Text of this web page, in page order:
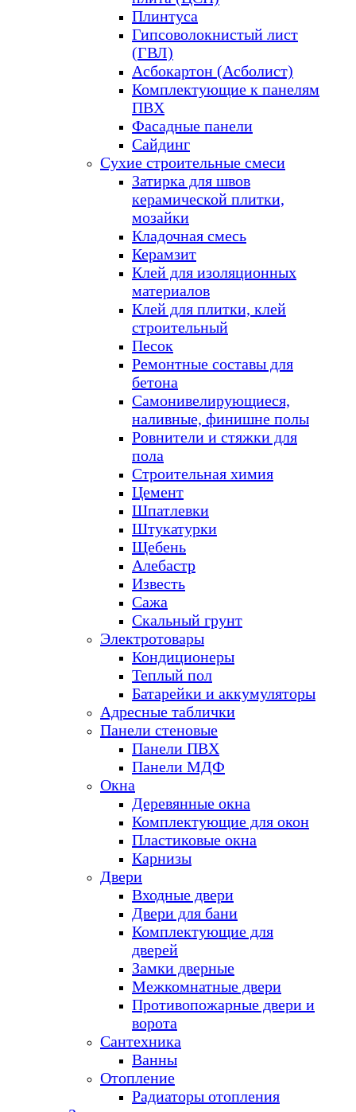
Плинтуса
Гипсоволокнистый лист
(ГВЛ)
Асбокартон (Асболист)
Комплектующие к панелям
ПВХ
Фасадные панели
Сайдинг
Сухие строительные смеси
Затирка для швов
керамической плитки,
мозайки
Кладочная смесь
Керамзит
Клей для изоляционных
материалов
Клей для плитки, клей
строительный
Песок
Ремонтные составы для
бетона
Самонивелирующиеся,
наливные, финишне полы
Ровнители и стяжки для
пола
Строительная химия
Цемент
Шпатлевки
Штукатурки
Щебень
Алебастр
Известь
Сажа
Скальный грунт
Электротовары
Кондиционеры
Теплый пол
Батарейки и аккумуляторы
Адресные таблички
Панели стеновые
Панели ПВХ
Панели МДФ
Окна
Деревянные окна
Комплектующие для окон
Пластиковые окна
Карнизы
Двери
Входные двери
Двери для бани
Комплектующие для
дверей
Замки дверные
Межкомнатные двери
Противопожарные двери и
ворота
Сантехника
Ванны
Отопление
Радиаторы отопления